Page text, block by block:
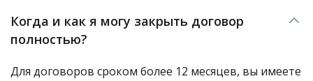
Когда и как я могу закрыть договор
полностью?
Для договоров сроком более 12 месяцев, вы имеете